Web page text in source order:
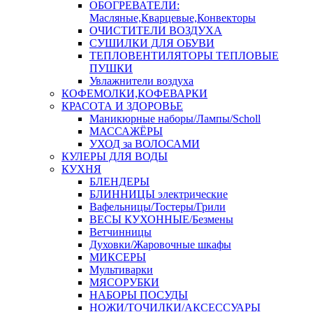
ОБОГРЕВАТЕЛИ:
Масляные,Кварцевые,Конвекторы
ОЧИСТИТЕЛИ ВОЗДУХА
СУШИЛКИ ДЛЯ ОБУВИ
ТЕПЛОВЕНТИЛЯТОРЫ ТЕПЛОВЫЕ
ПУШКИ
Увлажнители воздуха
КОФЕМОЛКИ,КОФЕВАРКИ
КРАСОТА И ЗДОРОВЬЕ
Маникюрные наборы/Лампы/Scholl
МАССАЖЁРЫ
УХОД за ВОЛОСАМИ
КУЛЕРЫ ДЛЯ ВОДЫ
КУХНЯ
БЛЕНДЕРЫ
БЛИННИЦЫ электрические
Вафельницы/Тостеры/Грили
ВЕСЫ КУХОННЫЕ/Безмены
Ветчинницы
Духовки/Жаровочные шкафы
МИКСЕРЫ
Мультиварки
МЯСОРУБКИ
НАБОРЫ ПОСУДЫ
НОЖИ/ТОЧИЛКИ/АКСЕССУАРЫ